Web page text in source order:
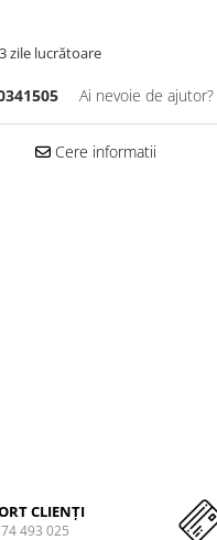
zile lucrătoare
Ai nevoie de ajutor?
Cere informatii
CLIENȚI
493 025